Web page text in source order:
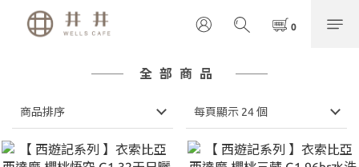
全部商品
商品排序 每頁顯示 24 個